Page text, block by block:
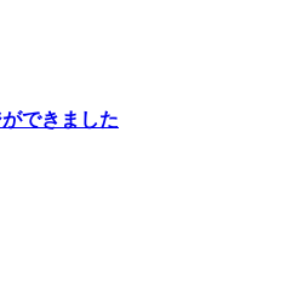
できました